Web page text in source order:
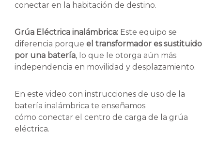
conectar en la habitación de destino.
Grúa Eléctrica inalámbrica: Este equipo se
diferencia porque el transformador es sustituido
por una batería, lo que le otorga aún más
independencia en movilidad y desplazamiento.
En este video con instrucciones de uso de la
batería inalámbrica te enseñamos
cómo conectar el centro de carga de la grúa
eléctrica.